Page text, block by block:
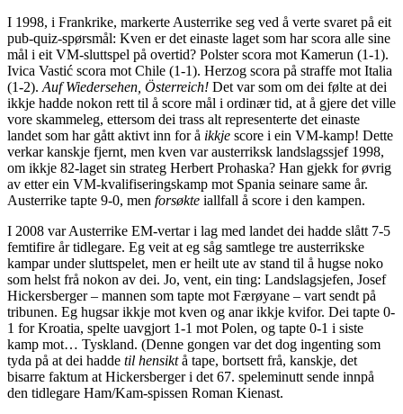
I 1998, i Frankrike, markerte Austerrike seg ved å verte svaret på eit
pub-quiz-spørsmål: Kven er det einaste laget som har scora alle sine
mål i eit VM-sluttspel på overtid? Polster scora mot Kamerun (1-1).
Ivica Vastić scora mot Chile (1-1). Herzog scora på straffe mot Italia
(1-2). Auf Wiedersehen, Österreich! Det var som om dei følte at dei
ikkje hadde nokon rett til å score mål i ordinær tid, at å gjere det ville
vore skammeleg, ettersom dei trass alt representerte det einaste
landet som har gått aktivt inn for å ikkje score i ein VM-kamp! Dette
verkar kanskje fjernt, men kven var austerriksk landslagssjef 1998,
om ikkje 82-laget sin strateg Herbert Prohaska? Han gjekk for øvrig
av etter ein VM-kvalifiseringskamp mot Spania seinare same år.
Austerrike tapte 9-0, men forsøkte iallfall å score i den kampen.
I 2008 var Austerrike EM-vertar i lag med landet dei hadde slått 7-5
femtifire år tidlegare. Eg veit at eg såg samtlege tre austerrikske
kampar under sluttspelet, men er heilt ute av stand til å hugse noko
som helst frå nokon av dei. Jo, vent, ein ting: Landslagsjefen, Josef
Hickersberger – mannen som tapte mot Færøyane – vart sendt på
tribunen. Eg hugsar ikkje mot kven og anar ikkje kvifor. Dei tapte 0-
1 for Kroatia, spelte uavgjort 1-1 mot Polen, og tapte 0-1 i siste
kamp mot… Tyskland. (Denne gongen var det dog ingenting som
tyda på at dei hadde til hensiktå tape, bortsett frå, kanskje, det
bisarre faktum at Hickersberger i det 67. speleminutt sende innpå
den tidlegare Ham/Kam-spissen Roman Kienast.